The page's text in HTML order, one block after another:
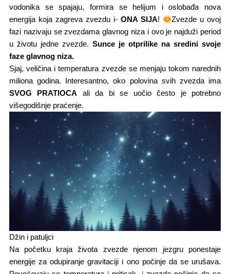
vodonika se spajaju, formira se helijum i oslobađa nova
energija koja zagreva zvezdu i-ONA SIJA!
Zvezde u ovoj
fazi nazivaju se zvezdama glavnog niza i ovo je najduži period
u životu jedne zvezde. Sunce je otprilike na sredini svoje
faze glavnog niza.
Sjaj, veličina i temperatura zvezde se menjaju tokom narednih
miliona godina. Interesantno, oko polovina svih zvezda ima
SVOG PRATIOCA ali da bi se uočio često je potrebno
višegodišnje praćenje.
Džin i patuljci
Na početku kraja života zvezde njenom jezgru ponestaje
energije za odupiranje gravitaciji i ono počinje da se urušava.